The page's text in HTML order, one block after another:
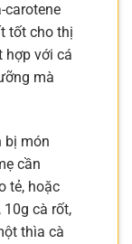
carotene
tốt cho thị
hợp với cá
mà
món
cần
tẻ, hoặc
cà rốt,
thìa cà